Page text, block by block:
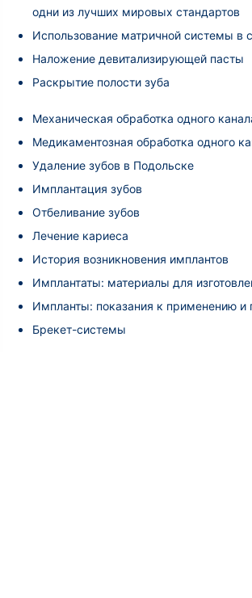
одни из лучших мировых стандартов
Использование матричной системы в
Наложение девитализирующей пасты
Раскрытие полости зуба
Механическая обработка одного
Медикаментозная обработка одного
Удаление зубов в Подольске
Имплантация зубов
Отбеливание зубов
Лечение кариеса
История возникновения имплантов
Имплантаты: материалы для
Импланты: показания к применению и
Брекет-системы